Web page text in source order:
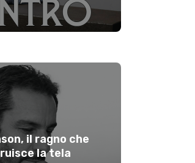
il ragno che
la tela